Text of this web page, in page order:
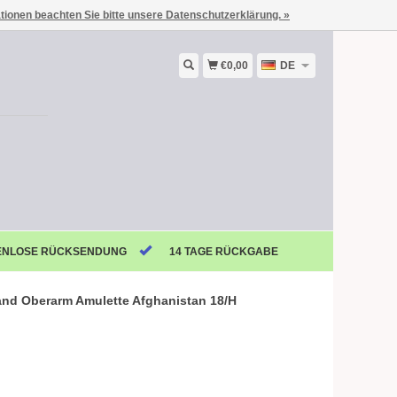
€0,00 DE
RÜCKSENDUNG 14 TAGE RÜCKGABE
Oberarm Amulette Afghanistan 18/H
beachten Sie bitte unsere Datenschutzerklärung. »